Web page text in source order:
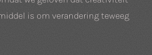
is om verandering teweeg